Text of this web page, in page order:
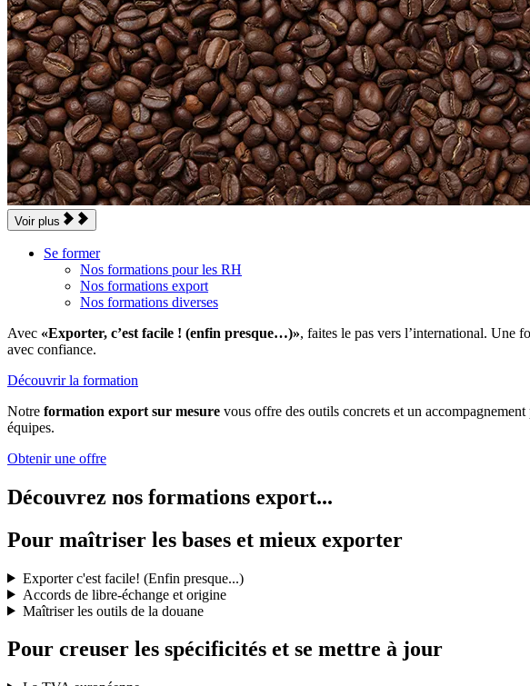
Voir plus
Se former
Nos formations pour les RH
Nos formations export
Nos formations diverses
Avec «Exporter, c’est facile ! (enfin presque…)», faites le pas vers l’international. Une
avec confiance.
Découvrir la formation
Notre formation export sur mesure vous offre des outils concrets et un
équipes.
Obtenir une offre
Découvrez nos formations export...
Pour maîtriser les bases et mieux exporter
Exporter c'est facile! (Enfin presque...)
Accords de libre-échange et origine
Maîtriser les outils de la douane
Pour creuser les spécificités et se mettre à jour